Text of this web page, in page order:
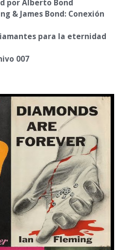
por Alberto Bond
& James Bond: Conexión
para la eternidad
007